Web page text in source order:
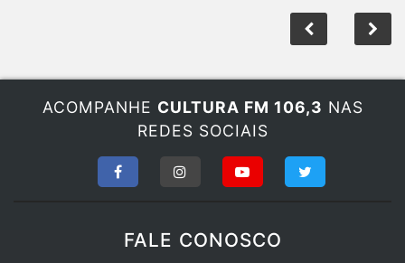
ACOMPANHE CULTURA FM 106,3 NAS
REDES SOCIAIS
FALE CONOSCO